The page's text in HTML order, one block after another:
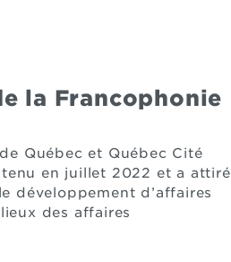
la Francophonie
Québec et Québec Cité
tenu en juillet 2022 et a attiré
développement d’affaires
des affaires